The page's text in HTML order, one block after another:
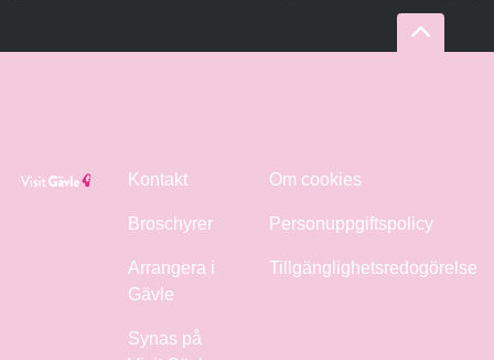
Kontakt
Broschyrer
Arrangera i
Gävle
Synas på
Om cookies
Personuppgiftspolicy
Tillgänglighetsredogörelse